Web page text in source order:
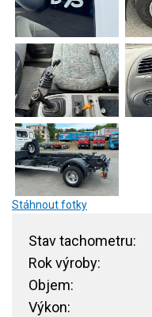
Stáhnout fotky
Stav tachometru:
Rok výroby:
Objem:
Výkon: